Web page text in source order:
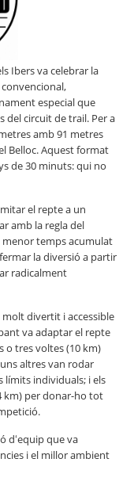
Ibers va celebrar la
especial que
del circuit de trail. Per a
amb 91 metres
Belloc. Aquest format
de 30 minuts: qui no
el repte a un
amb la regla del
menor temps acumulat
la diversió a partir
radicalment
divertit i accessible
va adaptar el repte
o tres voltes (10 km)
altres van rodar
límits individuals; i els
km) per donar-ho tot
dʻequip que va
i el millor ambient